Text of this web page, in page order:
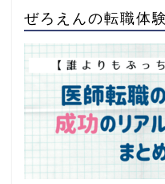
ぜろえんの転職体